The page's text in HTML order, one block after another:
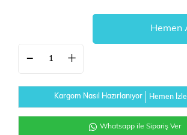
Kargom Nasıl Hazırlanıyor Hemen İzle
Whatsapp ile Sipariş Ver